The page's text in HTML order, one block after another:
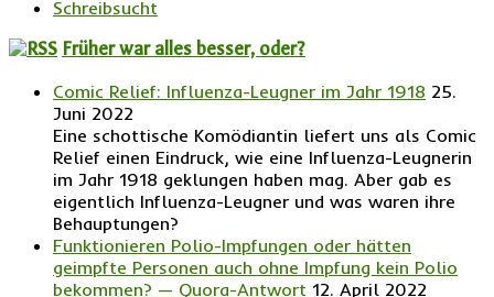
Schreibsucht
Früher war alles besser, oder?
Comic Relief: Influenza-Leugner im Jahr 1918 25.
Juni 2022
Eine schottische Komödiantin liefert uns als Comic
Relief einen Eindruck, wie eine Influenza-Leugnerin
im Jahr 1918 geklungen haben mag. Aber gab es
eigentlich Influenza-Leugner und was waren ihre
Behauptungen?
Funktionieren Polio-Impfungen oder hätten
geimpfte Personen auch ohne Impfung kein Polio
bekommen? — Quora-Antwort 12. April 2022